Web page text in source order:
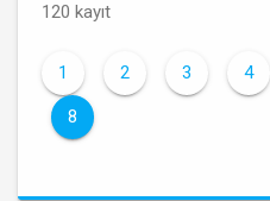
120 kayıt
1 2 3 4
8